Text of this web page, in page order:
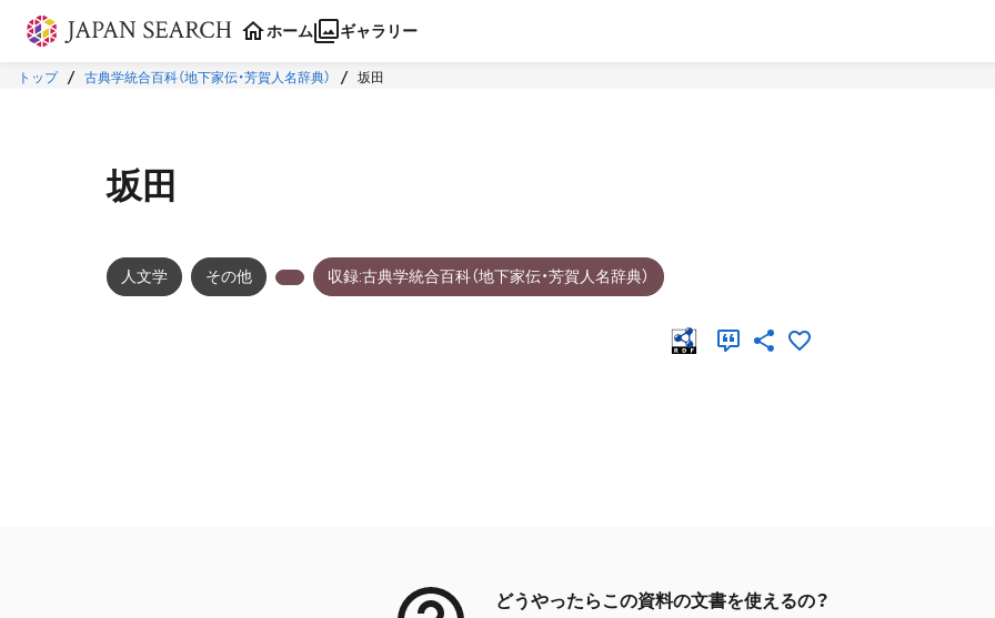
本文に飛ぶ
ホーム ギャラリー
トップ 古典学統合百科（地下家伝・芳賀人名辞典） 坂田
坂田
人文学 その他 収録:古典学統合百科（地下家伝・芳賀人名辞典）
どうやったらこの資料の文書を使えるの？